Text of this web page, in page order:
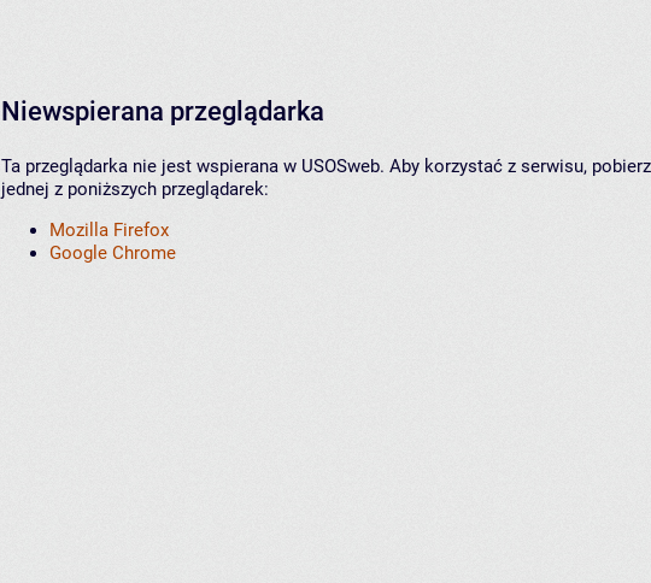
Niewspierana przeglądarka
Ta przeglądarka nie jest wspierana w USOSweb. Aby korzystać z serwisu,
jednej z poniższych przeglądarek:
Mozilla Firefox
Google Chrome